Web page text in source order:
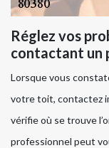
Réglez vos
contactant un
Lorsque vous
votre toit, contactez
vérifie où se trouve
professionnel peut